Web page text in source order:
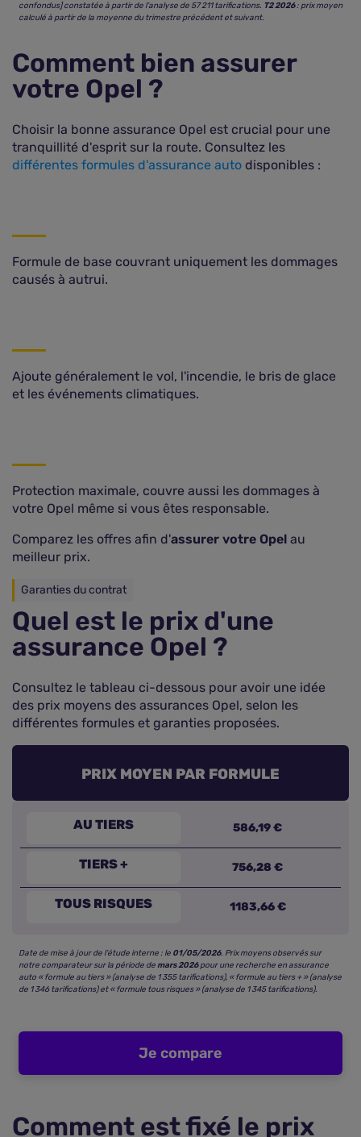
confondus] constatée à partir de l’analyse de 57 211 tarifications. T2 2026: prix moyen
calculé à partir de la moyenne du trimestre précédent et suivant.
Comment bien assurer
votre Opel ?
Choisir la bonne assurance Opel est crucial pour une
tranquillité d'esprit sur la route. Consultez les
différentes formules d'assurance auto disponibles :
Formule de base couvrant uniquement les dommages
causés à autrui.
Ajoute généralement le vol, l'incendie, le bris de glace
et les événements climatiques.
Protection maximale, couvre aussi les dommages à
votre Opel même si vous êtes responsable.
Comparez les offres afin d'assurer votre Opel au
meilleur prix.
Garanties du contrat
Quel est le prix d'une
assurance Opel ?
Consultez le tableau ci-dessous pour avoir une idée
des prix moyens des assurances Opel, selon les
différentes formules et garanties proposées.
PRIX MOYEN PAR FORMULE
AU TIERS 586,19 €
TIERS + 756,28 €
TOUS RISQUES 1183,66 €
Date de mise à jour de l’étude interne : le 01/05/2026. Prix moyens observés sur
notre comparateur sur la période demars 2026pour une recherche en assurance
auto « formule au tiers » (analyse de 1 355 tarifications), « formule au tiers + » (analyse
de 1 346 tarifications) et « formule tous risques » (analyse de 1 345 tarifications).
Je compare
Comment est fixé le prix